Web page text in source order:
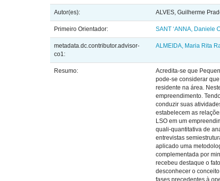
Autor(es): ALVES, Guilherme
Primeiro Orientador: SANT ‘ANNA, Daniele
metadata.dc.contributor.advisor-
co1:
ALMEIDA, Maria Rita
Resumo:
Acredita-se que
pode-se considerar
residente na área.
empreendimento.
conduzir suas
estabelecem as
LSO em um
quali-quantitativa de
entrevistas
aplicado uma
complementada por
recebeu destaque o
desconhecer o
fases precedentes à